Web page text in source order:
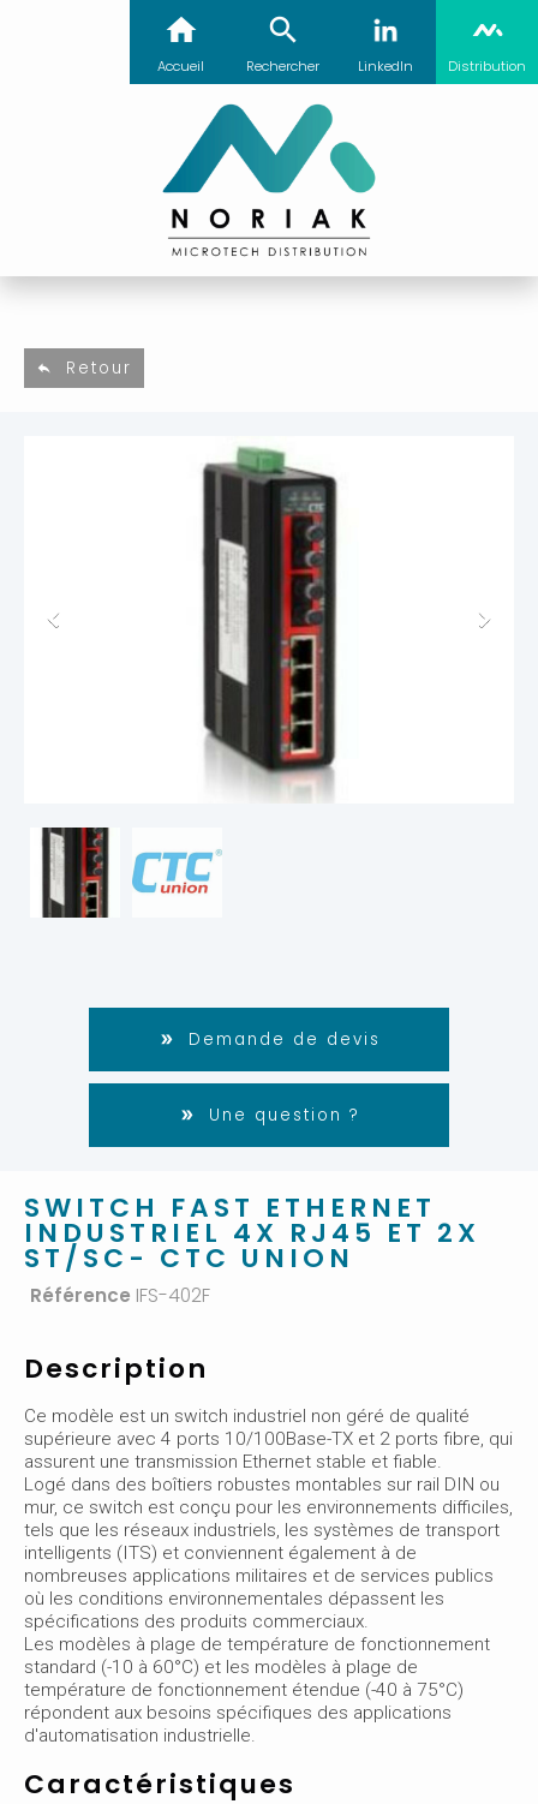
Accueil Rechercher LinkedIn Distribution
Retour
Demande de devis
Une question ?
SWITCH FAST ETHERNET
INDUSTRIEL 4X RJ45 ET 2X
ST/SC- CTC UNION
Référence IFS-402F
Description
Ce modèle est un switch industriel non géré de qualité
supérieure avec 4 ports 10/100Base-TX et 2 ports fibre, qui
assurent une transmission Ethernet stable et fiable.
Logé dans des boîtiers robustes montables sur rail DIN ou
mur, ce switch est conçu pour les environnements difficiles,
tels que les réseaux industriels, les systèmes de transport
intelligents (ITS) et conviennent également à de
nombreuses applications militaires et de services publics
où les conditions environnementales dépassent les
spécifications des produits commerciaux.
Les modèles à plage de température de fonctionnement
standard (-10 à 60°C) et les modèles à plage de
température de fonctionnement étendue (-40 à 75°C)
répondent aux besoins spécifiques des applications
d'automatisation industrielle.
Caractéristiques